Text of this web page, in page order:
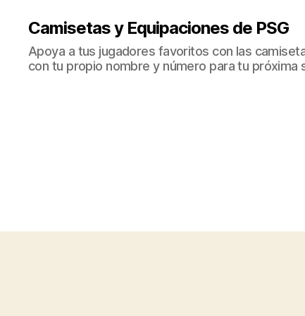
Camisetas y Equipaciones de PSG
Apoya a tus jugadores favoritos con las
con tu propio nombre y número para tu próxima